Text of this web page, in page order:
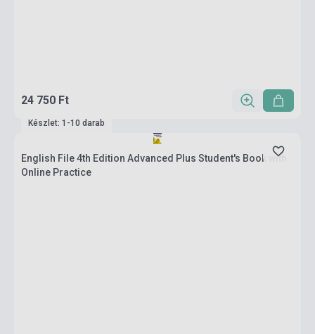
24 750 Ft
Készlet: 1-10 darab
English File 4th Edition Advanced Plus Student's Book with
Online Practice